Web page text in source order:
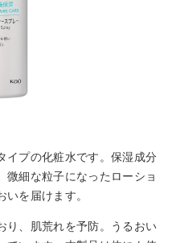
イプの化粧水です。保湿成分
微細な粒子になったローショ
を届けます。
り、肌荒れを予防。うるおい